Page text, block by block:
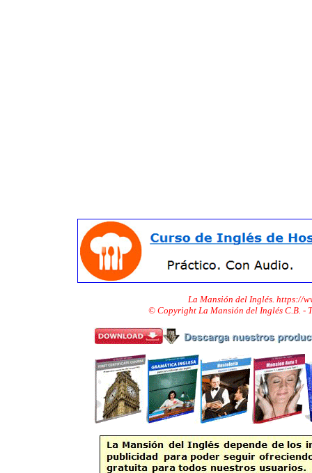
La Mansión del Inglés. https://
© Copyright La Mansión del Inglés C.B. -